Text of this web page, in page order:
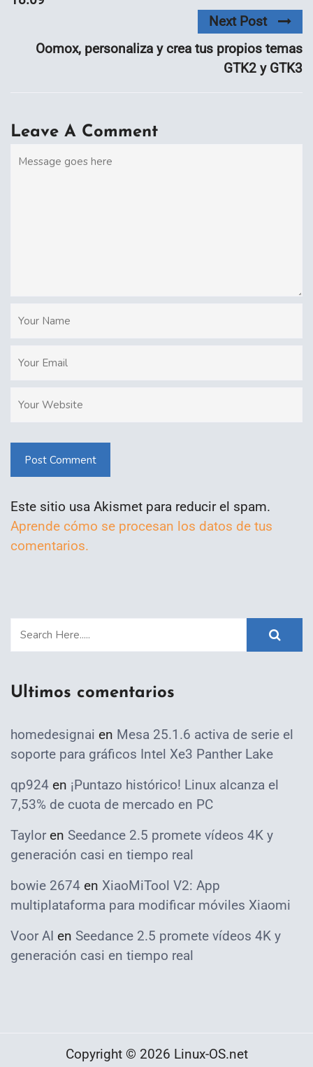
Next Post
Oomox, personaliza y crea tus propios temas
GTK2 y GTK3
Leave A Comment
Post Comment
Este sitio usa Akismet para reducir el spam.
Aprende cómo se procesan los datos de tus
comentarios.
Ultimos comentarios
homedesignai en Mesa 25.1.6 activa de serie el
soporte para gráficos Intel Xe3 Panther Lake
qp924 en ¡Puntazo histórico! Linux alcanza el
7,53% de cuota de mercado en PC
Taylor en Seedance 2.5 promete vídeos 4K y
generación casi en tiempo real
bowie 2674 en XiaoMiTool V2: App
multiplataforma para modificar móviles Xiaomi
Voor AI en Seedance 2.5 promete vídeos 4K y
generación casi en tiempo real
Copyright © 2026 Linux-OS.net